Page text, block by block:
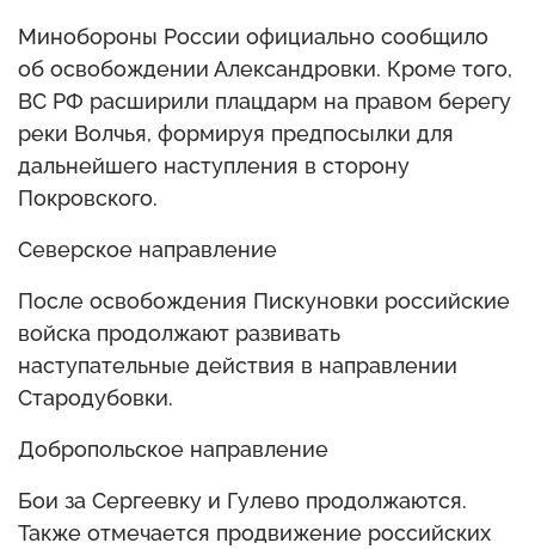
Минобороны России официально сообщило
об освобождении Александровки. Кроме того,
ВС РФ расширили плацдарм на правом берегу
реки Волчья, формируя предпосылки для
дальнейшего наступления в сторону
Покровского.
Северское направление
После освобождения Пискуновки российские
войска продолжают развивать
наступательные действия в направлении
Стародубовки.
Добропольское направление
Бои за Сергеевку и Гулево продолжаются.
Также отмечается продвижение российских